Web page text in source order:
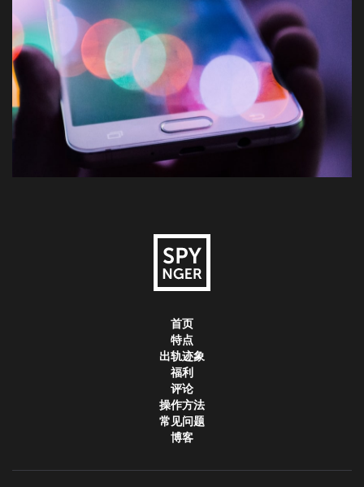
首页
特点
出轨迹象
福利
评论
操作方法
常见问题
博客